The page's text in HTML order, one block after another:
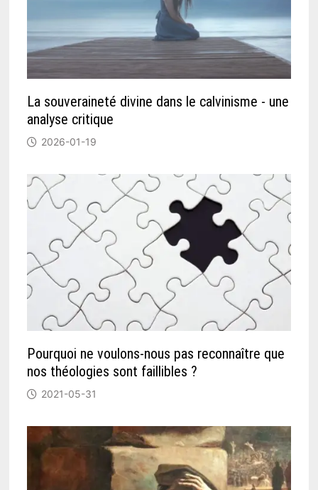
La souveraineté divine dans le calvinisme - une
analyse critique
2026-01-19
Pourquoi ne voulons-nous pas reconnaître que
nos théologies sont faillibles ?
2021-05-31